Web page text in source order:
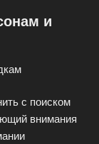
и
с поиском
внимания